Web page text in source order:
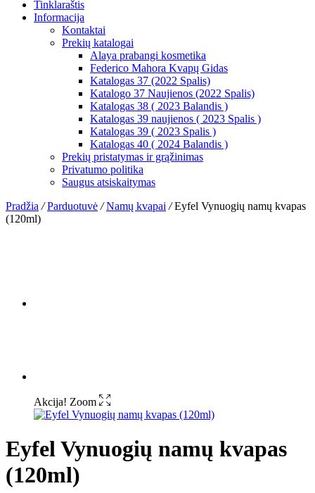
Tinklaraštis
Informacija
Kontaktai
Prekių katalogai
Alaya prabangi kosmetika
Federico Mahora Kvapų Gidas
Katalogas 37 (2022 Spalis)
Katalogo 37 Naujienos (2022 Spalis)
Katalogas 38 ( 2023 Balandis )
Katalogas 39 naujienos ( 2023 Spalis )
Katalogas 39 ( 2023 Spalis )
Katalogas 40 ( 2024 Balandis )
Prekių pristatymas ir grąžinimas
Privatumo politika
Saugus atsiskaitymas
Pradžia / Parduotuvė / Namų kvapai /Eyfel Vynuogių namų kvapas
(120ml)
Akcija! Zoom
Eyfel Vynuogių namų kvapas
(120ml)